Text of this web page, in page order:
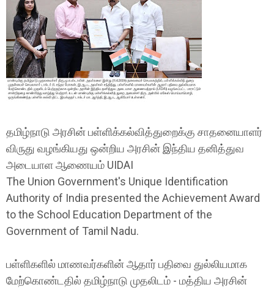
தமிழ்நாடு அரசின் பள்ளிக்கல்வித்துறைக்கு சாதனையாளர்
விருது வழங்கியது ஒன்றிய அரசின் இந்திய தனித்துவ
அடையாள ஆணையம் UIDAI
The Union Government's Unique Identification
Authority of India presented the Achievement Award
to the School Education Department of the
Government of Tamil Nadu.
பள்ளிகளில் மாணவர்களின் ஆதார் பதிவை துல்லியமாக
மேற்கொண்டதில் தமிழ்நாடு முதலிடம் - மத்திய அரசின்